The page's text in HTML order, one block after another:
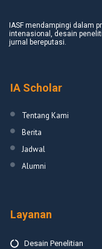
IASF mendampingi dalam
intenasional, desain
jurnal bereputasi.
IA Scholar
Tentang Kami
Berita
Jadwal
Alumni
Layanan
Desain Penelitian